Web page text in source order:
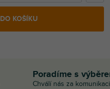
KOŠÍKU
Poradíme s
Chválí nás za komunikaci